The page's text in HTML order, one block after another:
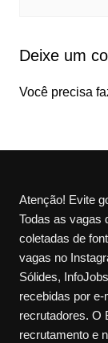
Deixe um
Você precisa
Atenção! Evite
Todas as vagas
coletadas de
vagas no
Sólides,
recebidas por
recrutadores. O
recrutamento e